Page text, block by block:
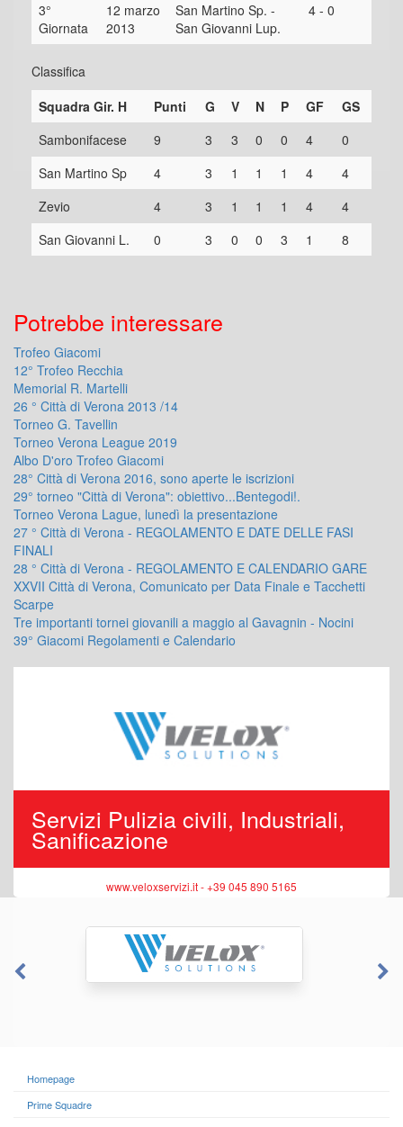
3°
Giornata
12 marzo
2013
San Martino Sp. -
San Giovanni Lup.
4 - 0
Classifica
Squadra Gir. H
Punti G V N P GF
GS
Sambonifacese
9 3 3 0 0 4
0
San Martino Sp
4 3 1 1 1 4
4
Zevio
4 3 1 1 1 4
4
San Giovanni L.
0 3 0 0 3 1 8
Potrebbe interessare
Trofeo Giacomi
12° Trofeo Recchia
Memorial R. Martelli
26 ° Città di Verona 2013 /14
Torneo G. Tavellin
Torneo Verona League 2019
Albo D'oro Trofeo Giacomi
28° Città di Verona 2016, sono aperte le iscrizioni
29° torneo "Città di Verona": obiettivo...Bentegodi!.
Torneo Verona Lague, lunedì la presentazione
27 ° Città di Verona - REGOLAMENTO E DATE DELLE FASI
FINALI
28 ° Città di Verona - REGOLAMENTO E CALENDARIO GARE
XXVII Città di Verona, Comunicato per Data Finale e Tacchetti
Scarpe
Tre importanti tornei giovanili a maggio al Gavagnin - Nocini
39° Giacomi Regolamenti e Calendario
Servizi Pulizia civili, Industriali,
Sanificazione
www.veloxservizi.it - +39 045 890 5165
Homepage
Prime Squadre